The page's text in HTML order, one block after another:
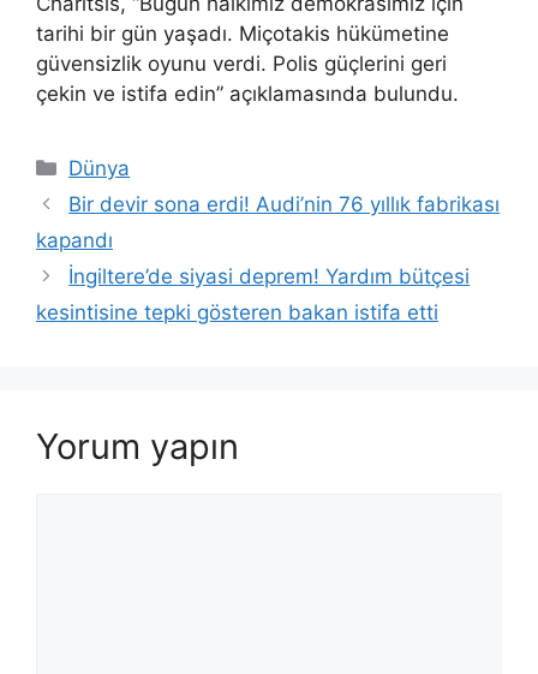
tarihi bir gün yaşadı. Miçotakis hükümetine
güvensizlik oyunu verdi. Polis güçlerini geri
çekin ve istifa edin” açıklamasında bulundu.
Kategoriler
Dünya
Bir devir sona erdi! Audi’nin 76 yıllık fabrikası
kapandı
İngiltere’de siyasi deprem! Yardım bütçesi
kesintisine tepki gösteren bakan istifa etti
Yorum yapın